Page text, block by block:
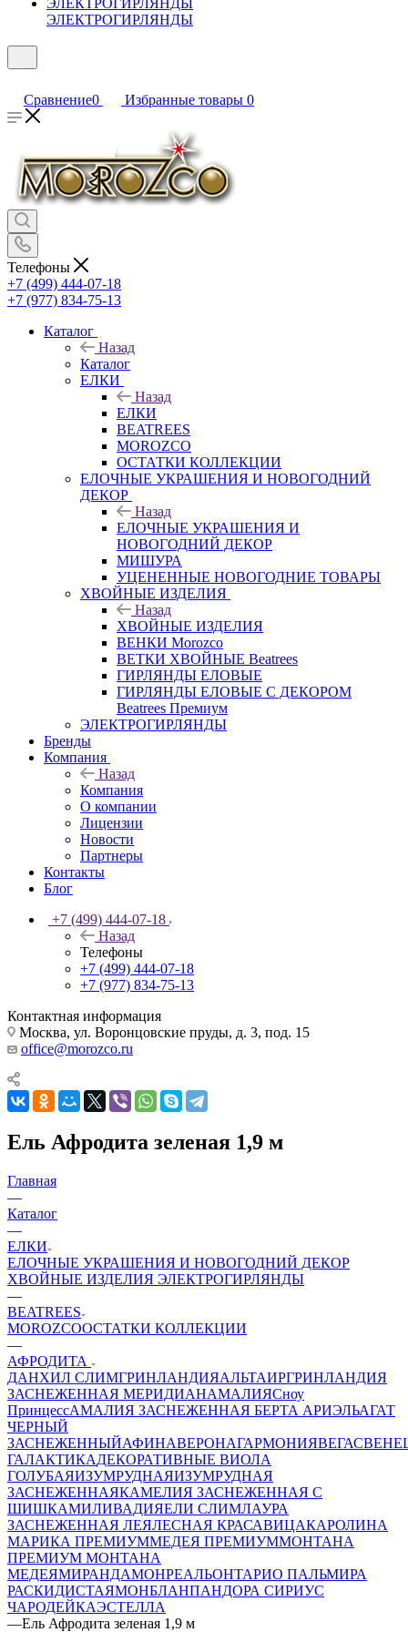
ЭЛЕКТРОГИРЛЯНДЫ
Сравнение0 Избранные товары 0
Телефоны
+7 (499) 444-07-18
+7 (977) 834-75-13
Каталог
Назад
Каталог
ЕЛКИ
Назад
ЕЛКИ
BEATREES
MOROZCO
ОСТАТКИ КОЛЛЕКЦИИ
ЕЛОЧНЫЕ УКРАШЕНИЯ И НОВОГОДНИЙ
ДЕКОР
Назад
ЕЛОЧНЫЕ УКРАШЕНИЯ И
НОВОГОДНИЙ ДЕКОР
МИШУРА
УЦЕНЕННЫЕ НОВОГОДНИЕ ТОВАРЫ
ХВОЙНЫЕ ИЗДЕЛИЯ
Назад
ХВОЙНЫЕ ИЗДЕЛИЯ
ВЕНКИ Morozco
ВЕТКИ ХВОЙНЫЕ Beatrees
ГИРЛЯНДЫ ЕЛОВЫЕ
ГИРЛЯНДЫ ЕЛОВЫЕ С ДЕКОРОМ
Beatrees Премиум
ЭЛЕКТРОГИРЛЯНДЫ
Бренды
Компания
Назад
Компания
О компании
Лицензии
Новости
Партнеры
Контакты
Блог
+7 (499) 444-07-18
Назад
Телефоны
+7 (499) 444-07-18
+7 (977) 834-75-13
Контактная информация
Москва, ул. Воронцовские пруды, д. 3, под. 15
office@morozco.ru
Ель Афродита зеленая 1,9 м
Главная
—
Каталог
—
ЕЛКИ
ЕЛОЧНЫЕ УКРАШЕНИЯ И НОВОГОДНИЙ ДЕКОР
ХВОЙНЫЕ ИЗДЕЛИЯ ЭЛЕКТРОГИРЛЯНДЫ
—
BEATREES
MOROZCOОСТАТКИ КОЛЛЕКЦИИ
—
АФРОДИТА
ДАНХИЛ СЛИМГРИНЛАНДИЯАЛЬТАИРГРИНЛАНДИЯ
ЗАСНЕЖЕННАЯ МЕРИДИАНАМАЛИЯСноу
ПринцессАМАЛИЯ ЗАСНЕЖЕННАЯ БЕРТА АРИЭЛЬАГАТ
ЧЕРНЫЙ
ЗАСНЕЖЕННЫЙАФИНАВЕРОНАГАРМОНИЯВЕГАС
ГАЛАКТИКАДЕКОРАТИВНЫЕ ВИОЛА
ГОЛУБАЯИЗУМРУДНАЯИЗУМРУДНАЯ
ЗАСНЕЖЕННАЯКАМЕЛИЯ ЗАСНЕЖЕННАЯ С
ШИШКАМИЛИВАДИЯЕЛИ СЛИМЛАУРА
ЗАСНЕЖЕННАЯ ЛЕЯЛЕСНАЯ КРАСАВИЦАКАРОЛИНА
МАРИКА ПРЕМИУММЕДЕЯ ПРЕМИУММОНТАНА
ПРЕМИУМ МОНТАНА
МЕДЕЯМИРАНДАМОНРЕАЛЬОНТАРИО ПАЛЬМИРА
РАСКИДИСТАЯМОНБЛАНПАНДОРА СИРИУС
ЧАРОДЕЙКАЭСТЕЛЛА
—Ель Афродита зеленая 1,9 м